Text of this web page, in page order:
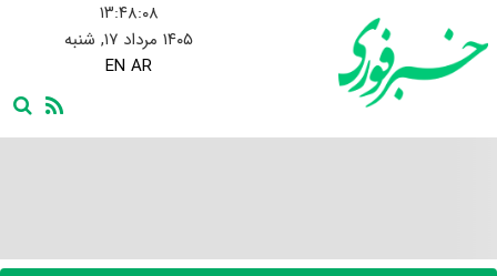
۱۳:۴۸:۰۹
۱۴۰۵ مرداد ۱۷, شنبه
EN AR